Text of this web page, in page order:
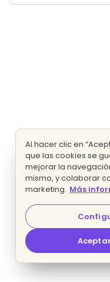
Al hacer clic en
que las cookies se
mejorar la
mismo, y colaborar
marketing. Más